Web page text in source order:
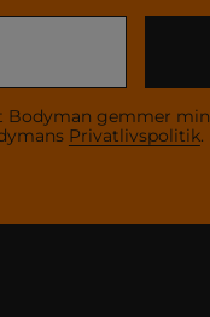
Bodyman gemmer min
Privatlivspolitik.